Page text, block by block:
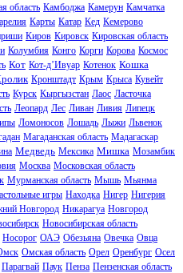
область Камбоджа Камерун Камчатка
Карты Катар Кед Кемерово
Киров Кировск Кировская область
Колумбия Конго Корги Корова Космос
Кот Кот-д’Ивуар Котенок Кошка
Кронштадт Крым Крыса Кувейт
Курск Кыргызстан Лаос Ласточка
Леопард Лес Ливан Ливия Липецк
Ломоносов Лошадь Лыжи Львенок
Магаданская область Мадагаскар
Медведь Мексика Мишка Мозамбик
Москва Московская область
Мурманская область Мышь Мьянма
игры Находка Нигер Нигерия
Новгород Никарагуа Новгород
Новосибирская область
Носорог ОАЭ Обезьяна Овечка Овца
Омская область Орел Оренбург Осел
Парагвай Паук Пенза Пензенская область